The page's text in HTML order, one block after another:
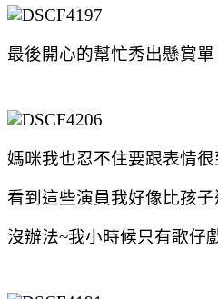
最後開心的幫忙秀出懸賞單
媽咪我也忍不住要跟表情
看到這些演員我好像比孩子
沒辦法~我小時候只有歌仔